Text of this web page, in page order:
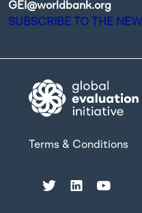
GEI@worldbank.org
SUBSCRIBE TO THE
Terms & Conditions